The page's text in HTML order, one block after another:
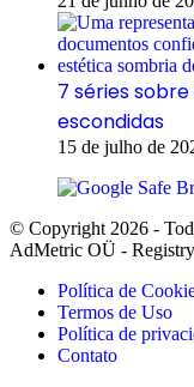
7 séries
escondidas
15 de julho de
© Copyright 2026 -
AdMetric OÜ -
Política de
Termos de Uso
Política de
Contato